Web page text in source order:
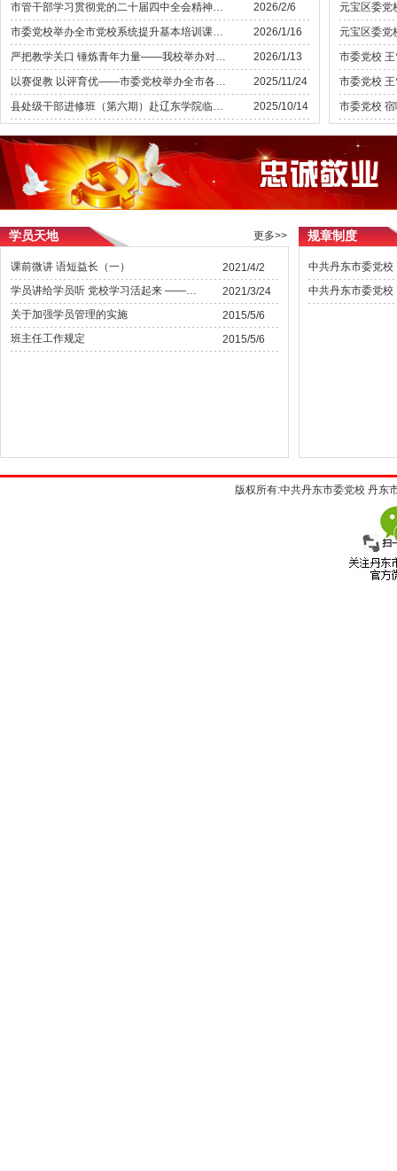
市管干部学习贯彻党的二十届四中全会精神专题研讨班开班
2026/2/6
市委党校举办全市党校系统提升基本培训课程质量师资培训班
2026/1/16
严把教学关口 锤炼青年力量——我校举办对外培训现场教学试讲评审会
2026/1/13
以赛促教 以评育优——市委党校举办全市各县（市、区）委党校教学比赛暨精品课评选活动
2025/11/24
县处级干部进修班（第六期）赴辽东学院临江校区开展主题党日活动
2025/10/14
学员天地 更多>>
课前微讲 语短益长（一）
2021/4/2
学员讲给学员听 党校学习活起来 ——丹东市委党校领导干部进修一班开设课前“微讲堂”
2021/3/24
关于加强学员管理的实施
2015/5/6
班主任工作规定
2015/5/6
规章制度
版权所有:中共丹东市委党校 丹东